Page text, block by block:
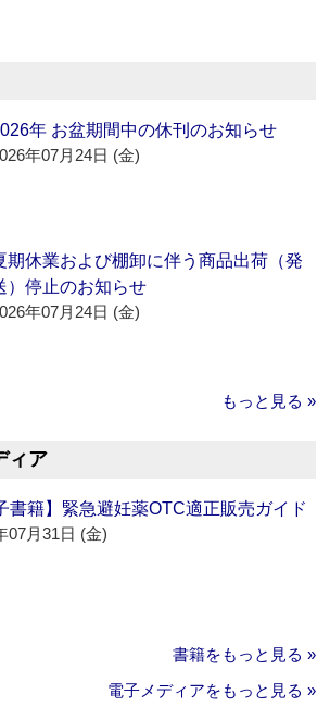
年 お盆期間中の休刊のお知らせ
年07月24日 (金)
期休業および棚卸に伴う商品出荷（発
）停止のお知らせ
年07月24日 (金)
もっと見る »
ィア
書籍】緊急避妊薬OTC適正販売ガイド
07月31日 (金)
書籍をもっと見る »
電子メディアをもっと見る »